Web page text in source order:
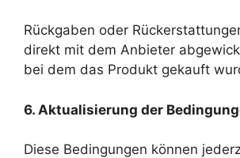
Rückgaben oder
direkt mit dem Anbieter
bei dem das Produkt gekauft
6. Aktualisierung der
Diese Bedingungen können